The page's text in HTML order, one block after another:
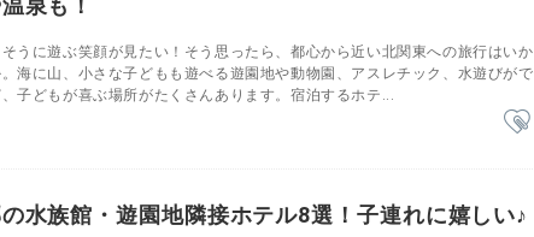
泉も！
うに遊ぶ笑顔が見たい！そう思ったら、都心から近い北関東への旅行はいか
海に山、小さな子どもも遊べる遊園地や動物園、アスレチック、水遊びがで
子どもが喜ぶ場所がたくさんあります。宿泊するホテ...
水族館・遊園地隣接ホテル8選！子連れに嬉しい♪